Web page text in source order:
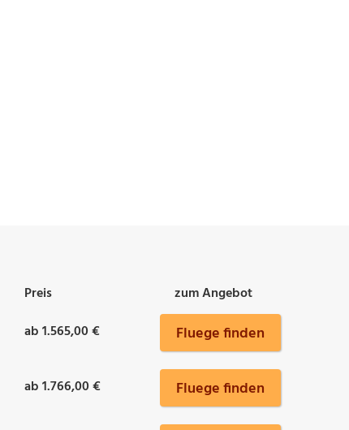
Preis
zum Angebot
ab 1.565,00 € Fluege finden
ab 1.766,00 € Fluege finden